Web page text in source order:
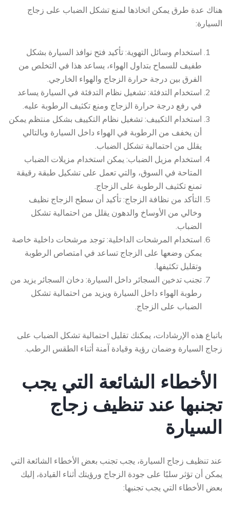
هناك عدة طرق يمكن اتخاذها لمنع تشكل الضباب على زجاج
السيارة:
استخدام وسائل التهوية: تأكيد فتح نوافذ السيارة بشكل
طفيف للسماح بتداول الهواء، يساعد هذا في التخلص من
الفرق بين درجة حرارة الزجاج والهواء الخارجي.
استخدام التدفئة: تشغيل نظام التدفئة في السيارة يساعد
في رفع درجة حرارة الزجاج ومنع تكثيف الرطوبة عليه.
استخدام التكييف: تشغيل نظام التكييف بشكل منتظم يمكن
أن يخفف من الرطوبة في الهواء داخل السيارة وبالتالي
يقلل من احتمالية تشكل الضباب.
استخدام مزيل الضباب: يمكن استخدام مزيلات الضباب
المتاحة في السوق، والتي تعمل على تشكيل طبقة رقيقة
تمنع تكثيف الرطوبة على الزجاج.
التأكد من نظافة الزجاج: تأكيد أن سطح الزجاج نظيف
وخالي من الأوساخ والدهون يقلل من احتمالية تشكل
الضباب.
استخدام المرشحات الداخلية: توجد مرشحات داخلية خاصة
يمكن وضعها على الزجاج تساعد في امتصاص الرطوبة
وتقليل تكثيفها.
تجنب تدخين السجائر داخل السيارة: دخان السجائر يزيد من
رطوبة الهواء داخل السيارة ويزيد من احتمالية تشكل
الضباب على الزجاج.
باتباع هذه الإرشادات، يمكنك تقليل احتمالية تشكل الضباب على
زجاج السيارة وضمان رؤية وقيادة آمنة أثناء الطقس الرطب.
الأخطاء الشائعة التي يجب
تجنبها عند تنظيف زجاج
السيارة
عند تنظيف زجاج السيارة، يجب تجنب بعض الأخطاء الشائعة التي
يمكن أن تؤثر سلبًا على جودة الزجاج ورؤيتك أثناء القيادة، إليك
بعض الأخطاء التي يجب تجنبها: